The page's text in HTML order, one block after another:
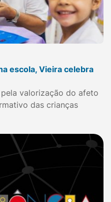
escola, Vieira celebra
valorização do afeto
das crianças